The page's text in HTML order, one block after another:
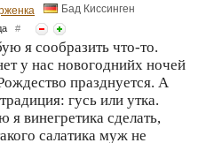
Бад Киссинген
#
я сообразить что-то.
у нас новогоднийх ночей
празднуется. А
гусь или утка.
я винегретика сделать,
салатика муж не